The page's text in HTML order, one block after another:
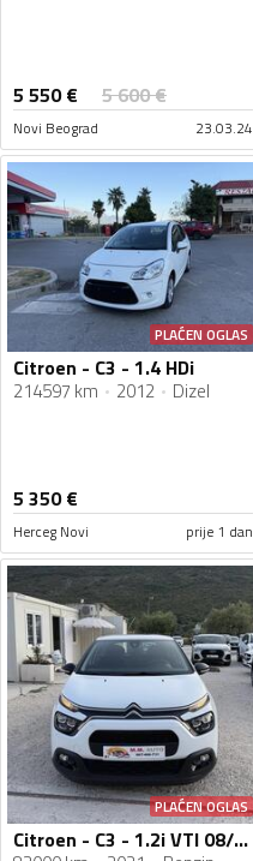
5 550€ 5 600€
Novi Beograd 23.03.24
PLAĆEN OGLAS
Citroen - C3 - 1.4 HDi
214597 km 2012 Dizel
5 350€
Herceg Novi prije 1 dan
PLAĆEN OGLAS
Citroen - C3 - 1.2i VTI 08/2021g